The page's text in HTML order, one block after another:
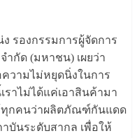
รองกรรมการผู้จัดการ
ากัด (มหาชน) เผยว่า
วามไม่หยุดนิ่งในการ
ราไม่ได้แค่เอาสินค้ามา
ทุกคนว่าผลิตภัณฑ์กันแดด
บันระดับสากล เพื่อให้